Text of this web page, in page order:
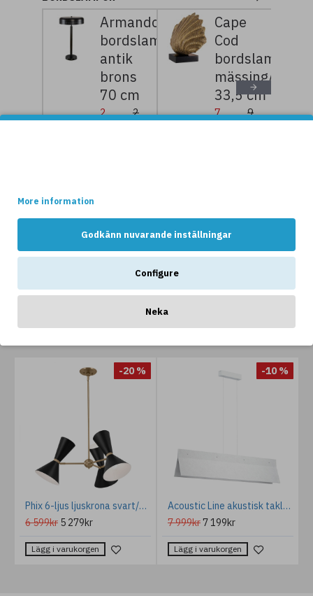
More information
Godkänn nuvarande inställningar
Configure
Neka
Armando
bordslampa,
antik
brons
70 cm
2
2
Cape
Cod
bordslampa
mässing/svart
33,5 cm
7
9
ANDRA GILLAR OCKSÅ...
-20 %
Phix 6-ljus ljuskrona svart/champagne brons 78 cm
6 599kr 5 279kr
Lägg i varukorgen
-10 %
Acoustic Line akustisk taklampa offwhite140cm
7 999kr7 199kr
Lägg i varukorgen